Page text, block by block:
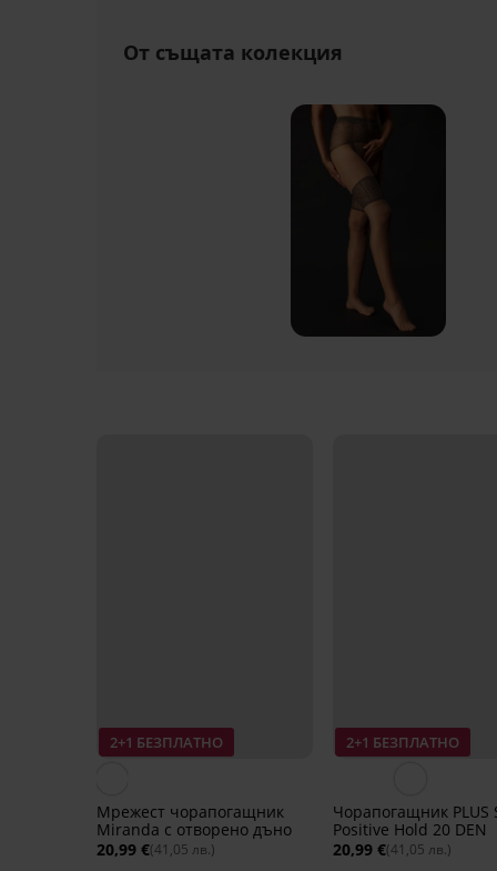
От същата колекция
2+1 БЕЗПЛАТНО
Мрежест чорапогащник
Miranda с отворено дъно
20,99 €(41,05 лв.)
2+1 БЕЗПЛАТНО
Чорапогащник PLUS
Positive Hold 20 DEN
20,99 €(41,05 лв.)